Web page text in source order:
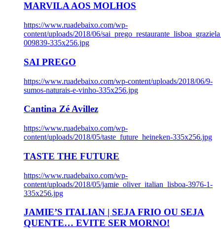
MARVILA AOS MOLHOS
https://www.ruadebaixo.com/wp-
content/uploads/2018/06/
009839-335x256.jpg
SAI PREGO
https://www.ruadebaixo.com/wp-content/uploads/2018/06/9-
sumos-naturais-e-vinho-335x256.jpg
Cantina Zé Avillez
https://www.ruadebaixo.com/wp-
content/uploads/2018/05/taste_future_heineken-335x256.jpg
TASTE THE FUTURE
https://www.ruadebaixo.com/wp-
content/uploads/2018/05/jamie_oliver_italian_lisboa-3976-1-
335x256.jpg
JAMIE’S ITALIAN | SEJA FRIO OU SEJA
QUENTE… EVITE SER MORNO!